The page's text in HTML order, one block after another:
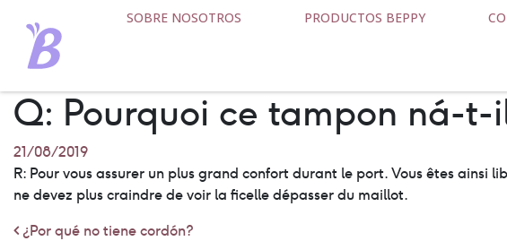
SOBRE NOSOTROS PRODUCTOS BEPPY
Q: Pourquoi ce tampon ná-
21/08/2019
R: Pour vous assurer un plus grand confort durant le port. Vous êtes ainsi
ne devez plus craindre de voir la ficelle dépasser du maillot.
¿Por qué no tiene cordón?